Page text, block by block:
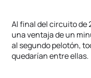
Al final del circuito de
una ventaja de un
al segundo pelotón,
quedarían entre ellas.